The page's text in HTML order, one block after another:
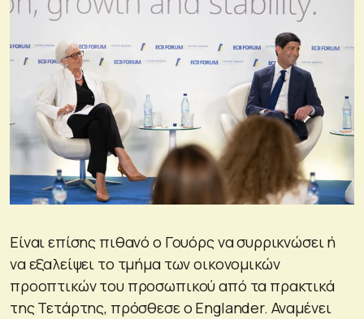
Είναι επίσης πιθανό ο Γουόρς να συρρικνώσει ή
να εξαλείψει το τμήμα των οικονομικών
προοπτικών του προσωπικού από τα πρακτικά
της Τετάρτης, πρόσθεσε ο Englander. Αναμένει